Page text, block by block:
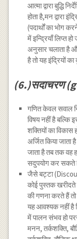
आत्मा द्वारा बुद्धि
होता है,मन द्वारा
(पदार्थों का भोग
में इन्द्रियाँ लिप्त
अनुसार चलाता है
है तो यह इंद्रियों
(6.)सदाचरण
गणित केवल सवाल
विषय नहीं है बल्कि
शक्तियों का विकास
अर्जित किया जाता
जाता है तब तक वह
सदुपयोग कर सकते
जैसे बट्टा
कोई पुस्तक खरीदते
की गणना करते हैं
यह आवश्यक नहीं है
में पालन संभव हो
मनन, तर्कशक्ति,